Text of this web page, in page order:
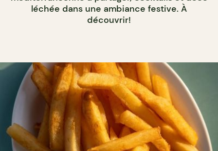
léchée dans une ambiance festive. À
découvrir!